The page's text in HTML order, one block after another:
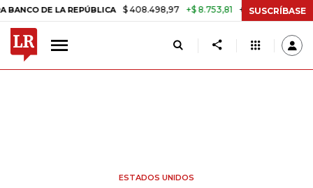
DE LA REPÚBLICA $ 408.498,97 +$ 8.753,81 +2,19% TASA DE
SUSCRÍBASE
ESTADOS UNIDOS